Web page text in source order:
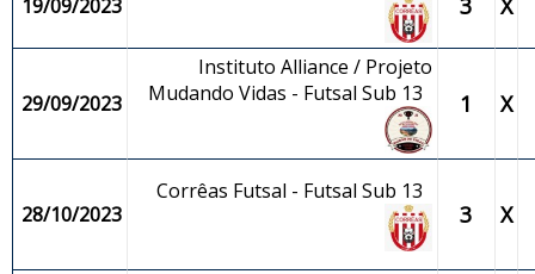
19/09/2023 3 X
29/09/2023
Instituto Alliance / Projeto
Mudando Vidas - Futsal Sub 13
1 X
28/10/2023
Corrêas Futsal - Futsal Sub 13
3 X